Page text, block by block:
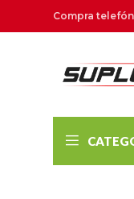
Compra